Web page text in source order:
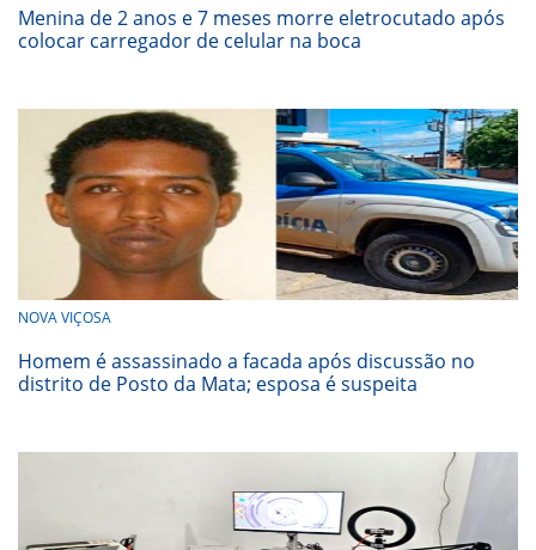
Menina de 2 anos e 7 meses morre eletrocutado após
colocar carregador de celular na boca
NOVA VIÇOSA
Homem é assassinado a facada após discussão no
distrito de Posto da Mata; esposa é suspeita